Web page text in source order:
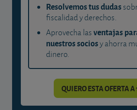
Resolvemos tus dudas
fiscalidad y derechos.
Aprovecha lasventajas
nuestros sociosy ahorra
dinero.
QUIERO ESTA OFERTA